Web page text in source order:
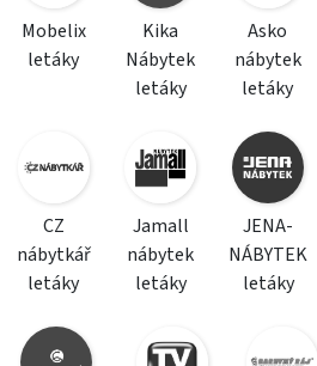
Mobelix
letáky
Kika
Nábytek
letáky
Asko
nábytek
letáky
CZ
nábytkář
letáky
Jamall
nábytek
letáky
JENA-
NÁBYTEK
letáky